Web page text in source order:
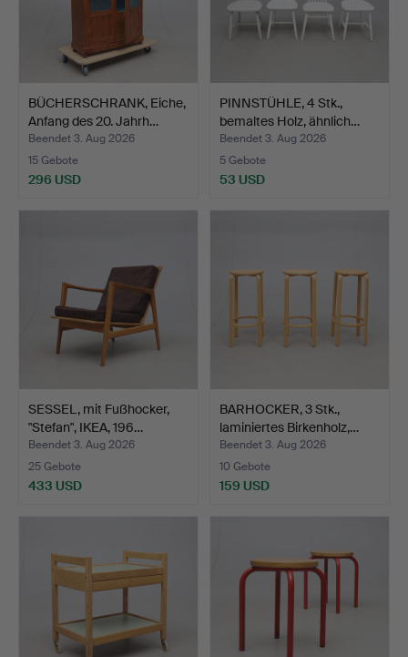
BÜCHERSCHRANK, Eiche,
Anfang des 20. Jahrh…
Beendet 3. Aug 2026
15 Gebote
296 USD
PINNSTÜHLE, 4 Stk.,
bemaltes Holz, ähnlich…
Beendet 3. Aug 2026
5 Gebote
53 USD
SESSEL, mit Fußhocker,
"Stefan", IKEA, 196…
Beendet 3. Aug 2026
25 Gebote
433 USD
BARHOCKER, 3 Stk.,
laminiertes Birkenholz,…
Beendet 3. Aug 2026
10 Gebote
159 USD